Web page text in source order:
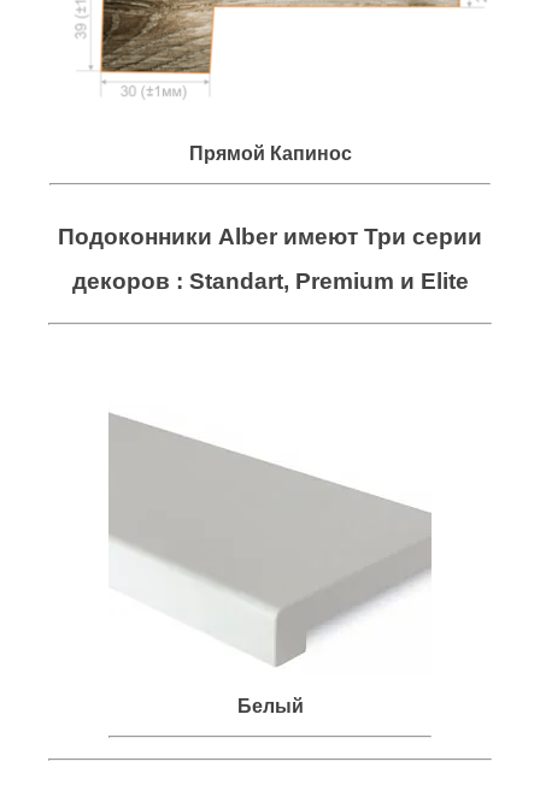
Прямой Капинос
Подоконники Alber имеют Три серии
декоров : Standart, Premium и Elite
Белый